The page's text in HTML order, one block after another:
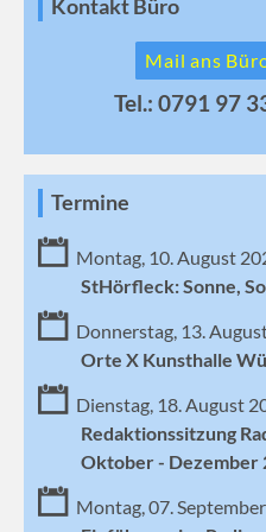
Kontakt Büro
Mail ans
Tel.: 0791 97
Termine
Montag, 10. August
StHörfleck: Sonne,
Donnerstag, 13.
Orte X Kunsthalle
Dienstag, 18. August
Redaktionssitzung
Oktober - Dezember
Montag, 07.